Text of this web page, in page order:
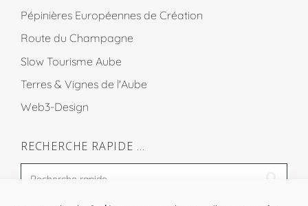
Pépinières Européennes de Création
Route du Champagne
Slow Tourisme Aube
Terres & Vignes de l'Aube
Web3-Design
RECHERCHE RAPIDE …